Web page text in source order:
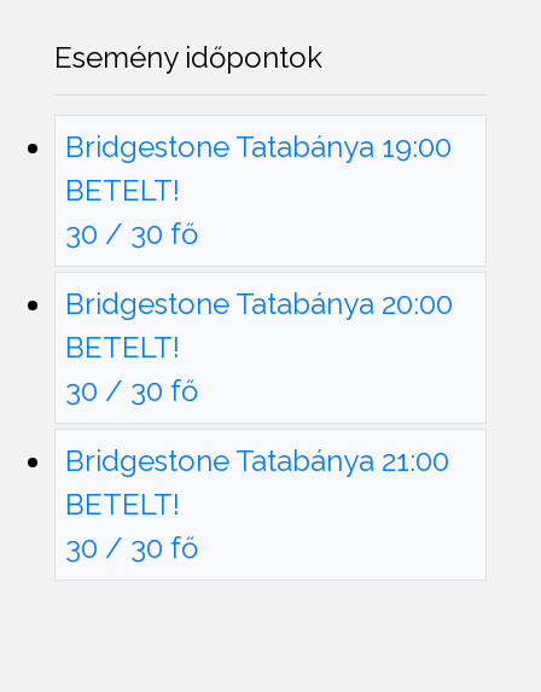
Esemény időpontok
Bridgestone Tatabánya 19:00
BETELT!
30 / 30 fő
Bridgestone Tatabánya 20:00
BETELT!
30 / 30 fő
Bridgestone Tatabánya 21:00
BETELT!
30 / 30 fő